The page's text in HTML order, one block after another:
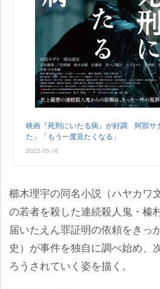
映画『死刑にいたる病』が好調 阿部サ
た」「もう一度見たくなる」
2022-05-16
櫛木理宇の同名小説（ハヤカワ
の若者を殺した連続殺人鬼・榛
届いたえん罪証明の依頼をきっ
史）が事件を独自に調べ始め、
ろうされていく姿を描く。